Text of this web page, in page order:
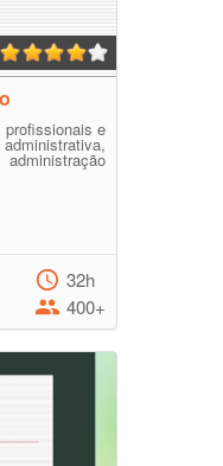
profissionais e
32h
400+